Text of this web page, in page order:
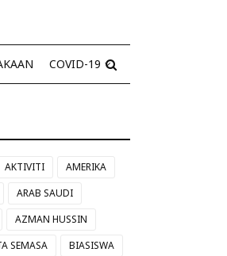
COVID-19
AKTIVITI
AMERIKA
ARAB SAUDI
AZMAN HUSSIN
SEMASA
BIASISWA